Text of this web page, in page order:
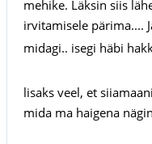
mehike. Läksin siis
irvitamisele pärima....
midagi.. isegi häbi
lisaks veel, et
mida ma haigena